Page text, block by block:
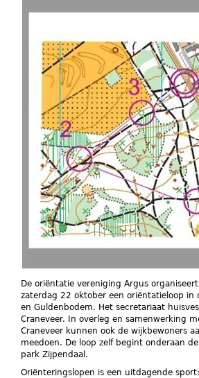
De oriëntatie vereniging Argus
zaterdag 22 oktober een oriëntatieloop in
en Guldenbodem. Het secretariaat
Craneveer. In overleg en samenwerking
Craneveer kunnen ook de wijkbewoners
meedoen. De loop zelf begint onderaan
park Zijpendaal.
Oriënteringslopen is een uitdagende